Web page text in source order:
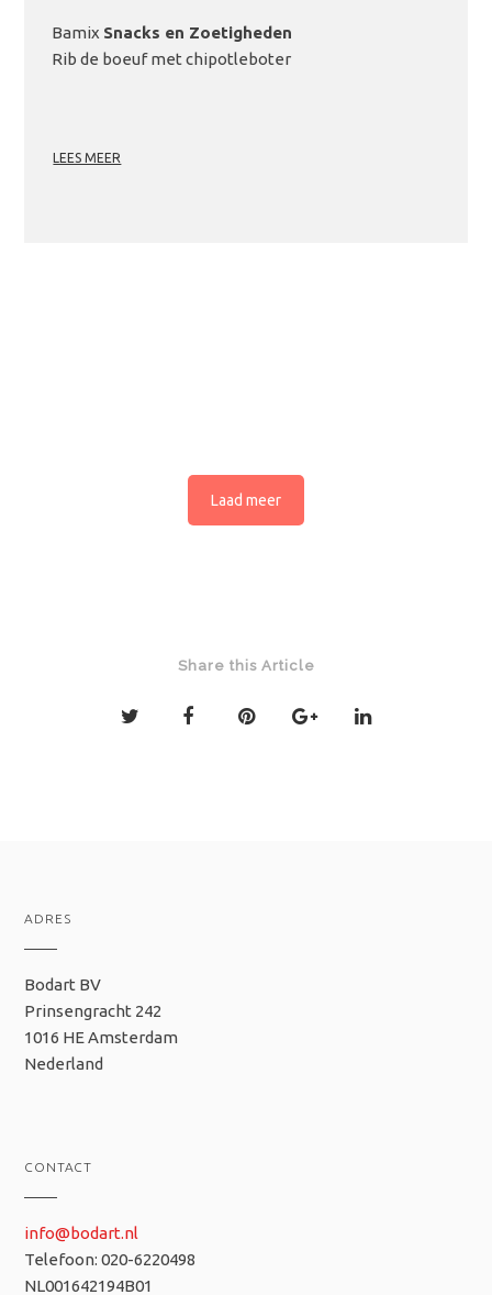
Bamix Snacks en Zoetigheden
Rib de boeuf met chipotleboter
LEES MEER
Laad meer
Share this Article
ADRES
Bodart BV
Prinsengracht 242
1016 HE Amsterdam
Nederland
CONTACT
info@bodart.nl
Telefoon: 020-6220498
NL001642194B01